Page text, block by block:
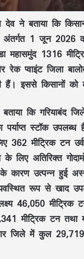
ने बताया कि
1 जून 2026
महासमुंद 1316
रेक प्वाइंट जिला
इससे किसानों को
कि गरियाबंद
पर्याप्त स्टॉक
मीट्रिक टन
लिए अतिरिक्त
कारण उत्पन्न हुई
रूप से खाद
46,050 मीट्रिक
मीट्रिक टन
जिले में कुल 29,719